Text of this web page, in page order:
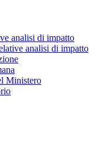
analisi di impatto
analisi di impatto
Ministero